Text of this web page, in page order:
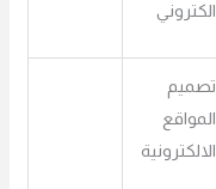
الكتروني
تصميم
المواقع
الالكترونية